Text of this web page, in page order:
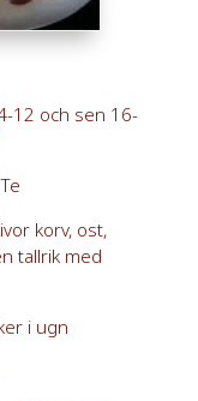
12 och sen 16-
korv, ost,
tallrik med
i ugn